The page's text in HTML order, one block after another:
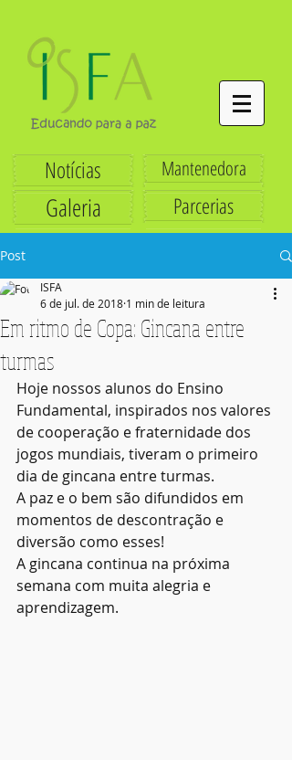
Notícias
Galeria
Mantenedora
Parcerias
Post
Em ritmo de Copa: Gincana entre
turmas
ISFA
6 de jul. de 2018 1 min de leitura
Hoje nossos alunos do Ensino
Fundamental, inspirados nos valores
de cooperação e fraternidade dos
jogos mundiais, tiveram o primeiro
dia de gincana entre turmas.
A paz e o bem são difundidos em
momentos de descontração e
diversão como esses!
A gincana continua na próxima
semana com muita alegria e
aprendizagem.